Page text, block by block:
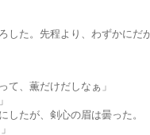
程より、わずかにだが彼
だけだしなぁ」
、剣心の眉は曇った。